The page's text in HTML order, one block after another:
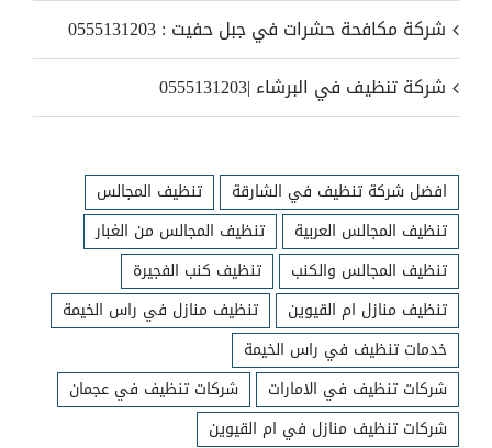
شركة مكافحة حشرات في جبل حفيت : 0555131203
شركة تنظيف في البرشاء |0555131203
افضل شركة تنظيف في الشارقة
تنظيف المجالس
تنظيف المجالس العربية
تنظيف المجالس من الغبار
تنظيف المجالس والكنب
تنظيف كنب الفجيرة
تنظيف منازل ام القيوين
تنظيف منازل في راس الخيمة
خدمات تنظيف في راس الخيمة
شركات تنظيف في الامارات
شركات تنظيف في عجمان
شركات تنظيف منازل في ام القيوين